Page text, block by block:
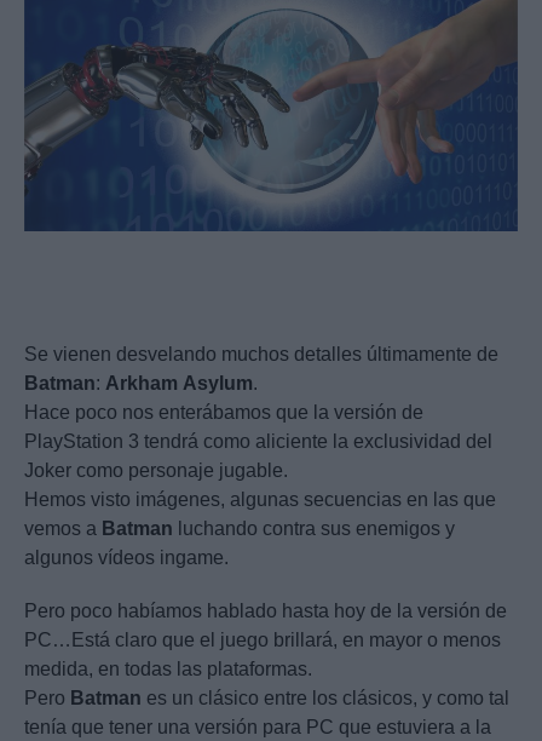
Se vienen desvelando muchos detalles últimamente de
Batman: Arkham Asylum.
Hace poco nos enterábamos que la versión de
PlayStation 3 tendrá como aliciente la exclusividad del
Joker como personaje jugable.
Hemos visto imágenes, algunas secuencias en las que
vemos a Batman luchando contra sus enemigos y
algunos vídeos ingame.
Pero poco habíamos hablado hasta hoy de la versión de
PC…Está claro que el juego brillará, en mayor o menos
medida, en todas las plataformas.
Pero Batman es un clásico entre los clásicos, y como tal
tenía que tener una versión para PC que estuviera a la